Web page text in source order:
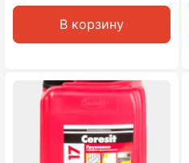
В корзину